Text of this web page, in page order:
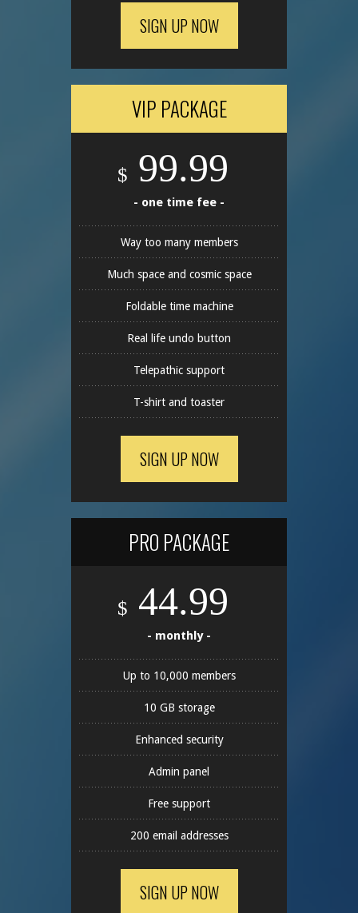
SIGN UP NOW
VIP PACKAGE
$ 99.99
- one time fee -
Way too many members
Much space and cosmic space
Foldable time machine
Real life undo button
Telepathic support
T-shirt and toaster
SIGN UP NOW
PRO PACKAGE
$ 44.99
- monthly -
Up to 10,000 members
10 GB storage
Enhanced security
Admin panel
Free support
200 email addresses
SIGN UP NOW